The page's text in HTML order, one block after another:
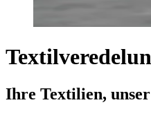
Ihre Textilien,